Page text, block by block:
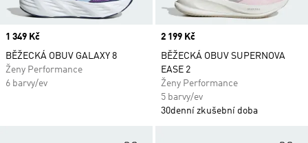
Price
1 349 Kč
BĚŽECKÁ OBUV GALAXY 8
Ženy Performance
6 barvy/ev
Price
2 199 Kč
BĚŽECKÁ OBUV SUPERNOVA
EASE 2
Ženy Performance
5 barvy/ev
30denní zkušební doba